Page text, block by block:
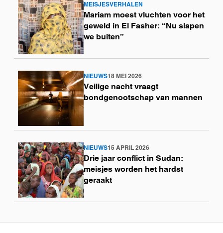
MEISJESVERHALEN
Mariam moest vluchten voor het
geweld in El Fasher: “Nu slapen
we buiten”
Lees
meer
NIEUWS18 MEI 2026
Veilige nacht vraagt
bondgenootschap van mannen
Lees
meer
NIEUWS15 APRIL 2026
Drie jaar conflict in Sudan:
meisjes worden het hardst
geraakt
Lees
meer